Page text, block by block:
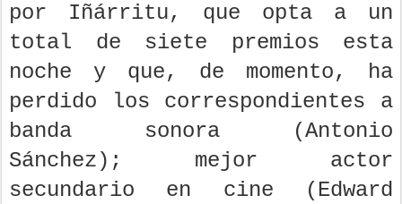
por Iñárritu, que opta a un
total de siete premios esta
noche y que, de momento, ha
perdido los correspondientes a
banda sonora (Antonio
Sánchez); mejor actor
secundario en cine (Edward